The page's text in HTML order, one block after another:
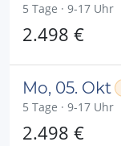
5 Tage · 9-17 Uhr
2.498 €
Mo, 05. Okt
5 Tage · 9-17 Uhr
2.498 €